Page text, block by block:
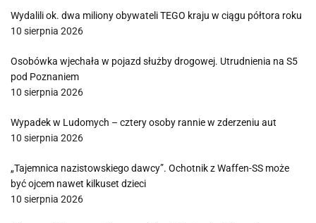
Wydalili ok. dwa miliony obywateli TEGO kraju w ciągu półtora roku
10 sierpnia 2026
Osobówka wjechała w pojazd służby drogowej. Utrudnienia na S5
pod Poznaniem
10 sierpnia 2026
Wypadek w Ludomych – cztery osoby rannie w zderzeniu aut
10 sierpnia 2026
„Tajemnica nazistowskiego dawcy”. Ochotnik z Waffen-SS może
być ojcem nawet kilkuset dzieci
10 sierpnia 2026